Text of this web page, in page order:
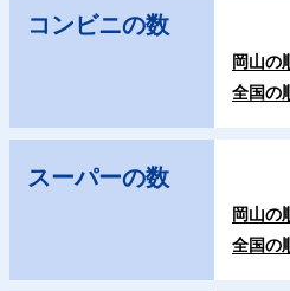
コンビニの数
岡山の
全国の
スーパーの数
岡山の
全国の